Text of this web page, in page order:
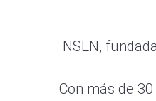
NSEN,
Con más de